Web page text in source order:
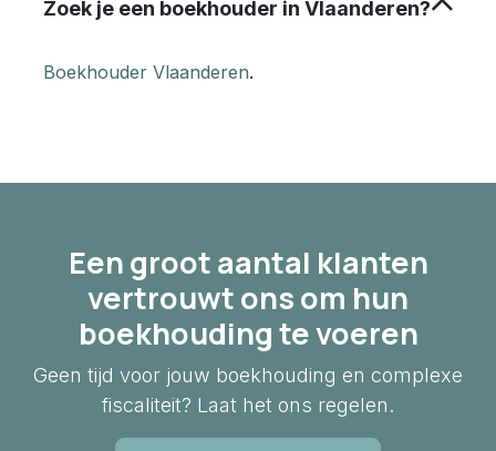
Zoek je een boekhouder in Vlaanderen?
Boekhouder Vlaanderen.
Een groot aantal klanten
vertrouwt ons om hun
boekhouding te voeren
Geen tijd voor jouw boekhouding en complexe
fiscaliteit? Laat het ons regelen.